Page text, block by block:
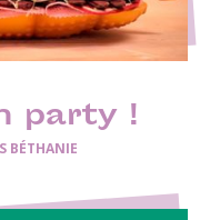
party !
BÉTHANIE